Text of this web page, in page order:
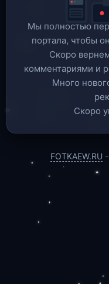
Мы полностью
портала, чтобы
Скоро
комментариями и
Много
Скоро
FOTKAEW.RU